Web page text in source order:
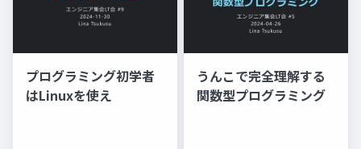
プログラミング初学者
はLinuxを使え
うんこで完全理解する
関数型プログラミング